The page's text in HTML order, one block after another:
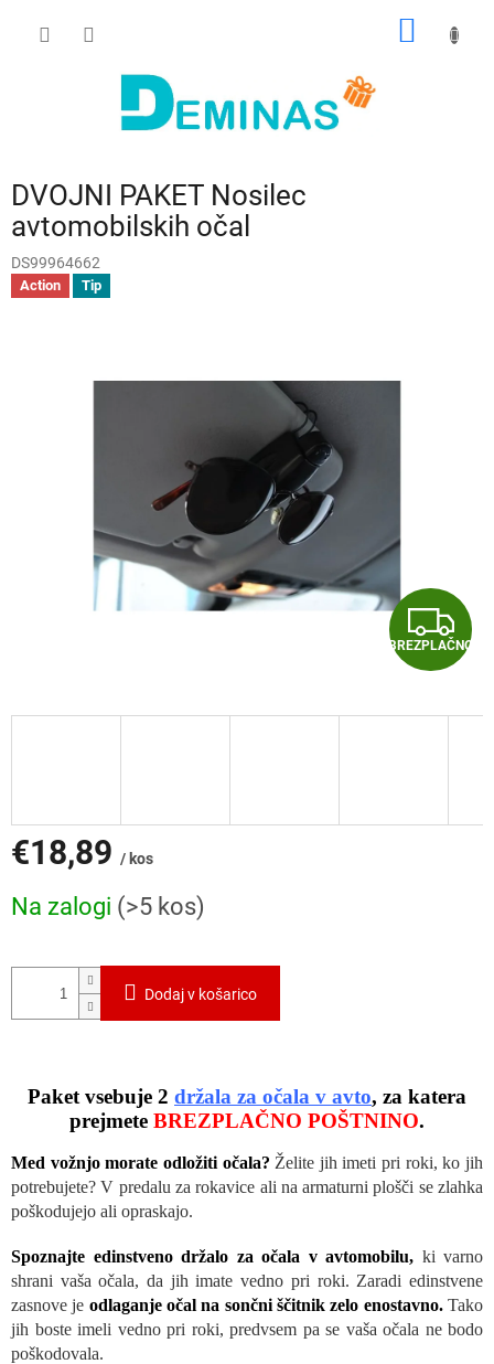
DVOJNI PAKET Nosilec
avtomobilskih očal
DS99964662
Action Tip
B
R
E
BREZPLAČNO
€18,89 / kos
mere:
Na zalogi (>5 kos)
Dodaj v košarico
Paket vsebuje 2 držala za očala v avto, za katera
prejmete BREZPLAČNO POŠTNINO.
Med vožnjo morate odložiti očala? Želite jih imeti pri roki, ko jih
potrebujete? V predalu za rokavice ali na armaturni plošči se zlahka
poškodujejo ali opraskajo.
Spoznajte edinstveno držalo za očala v avtomobilu, ki varno
shrani vaša očala, da jih imate vedno pri roki. Zaradi edinstvene
zasnove je odlaganje očal na sončni ščitnik zelo enostavno. Tako
jih boste imeli vedno pri roki, predvsem pa se vaša očala ne bodo
poškodovala.